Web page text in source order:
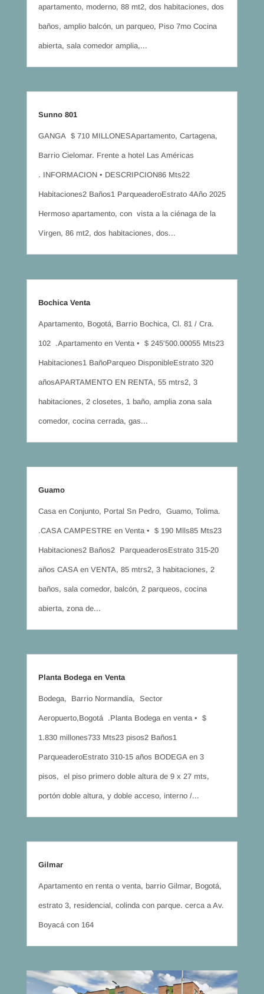
apartamento, moderno, 88 mt2, dos habitaciones, dos
baños, amplio balcón, un parqueo, Piso 7mo Cocina
abierta, sala comedor amplia,...
Sunno 801
GANGA $ 710 MILLONESApartamento, Cartagena,
Barrio Cielomar. Frente a hotel Las Américas
. INFORMACION • DESCRIPCION86 Mts22
Habitaciones2 Baños1 ParqueaderoEstrato 4Año 2025
Hermoso apartamento, con vista a la ciénaga de la
Virgen, 86 mt2, dos habitaciones, dos...
Bochica Venta
Apartamento, Bogotá, Barrio Bochica, Cl. 81 / Cra.
102 .Apartamento en Venta • $ 245'500.00055 Mts23
Habitaciones1 BañoParqueo DisponibleEstrato 320
añosAPARTAMENTO EN RENTA, 55 mtrs2, 3
habitaciones, 2 closetes, 1 baño, amplia zona sala
comedor, cocina cerrada, gas...
Guamo
Casa en Conjunto, Portal Sn Pedro, Guamo, Tolima.
.CASA CAMPESTRE en Venta • $ 190 Mlls85 Mts23
Habitaciones2 Baños2 ParqueaderosEstrato 315-20
años CASA en VENTA, 85 mtrs2, 3 habitaciones, 2
baños, sala comedor, balcón, 2 parqueos, cocina
abierta, zona de...
Planta Bodega en Venta
Bodega, Barrio Normandía, Sector
Aeropuerto,Bogotá .Planta Bodega en venta • $
1.830 millones733 Mts23 pisos2 Baños1
ParqueaderoEstrato 310-15 años BODEGA en 3
pisos, el piso primero doble altura de 9 x 27 mts,
portón doble altura, y doble acceso, interno /...
Gilmar
Apartamento en renta o venta, barrio Gilmar, Bogotá,
estrato 3, residencial, colinda con parque. cerca a Av.
Boyacá con 164